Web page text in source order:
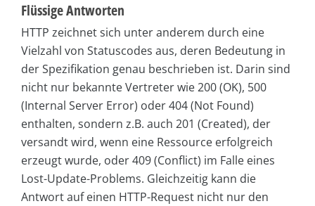
Flüssige Antworten
HTTP zeichnet sich unter anderem durch eine
Vielzahl von Statuscodes aus, deren Bedeutung in
der Spezifikation genau beschrieben ist. Darin sind
nicht nur bekannte Vertreter wie 200 (OK), 500
(Internal Server Error) oder 404 (Not Found)
enthalten, sondern z.B. auch 201 (Created), der
versandt wird, wenn eine Ressource erfolgreich
erzeugt wurde, oder 409 (Conflict) im Falle eines
Lost-Update-Problems. Gleichzeitig kann die
Antwort auf einen HTTP-Request nicht nur den